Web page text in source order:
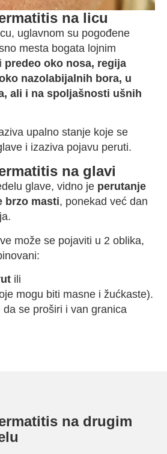
na licu
uglavnom su pogođene
mesta bogata lojnim
predeo oko nosa, regija
nazolabijalnih bora, u
ali i na spoljašnosti ušnih
upalno stanje koje se
i izaziva pojavu peruti.
na glavi
glave, vidno je perutanje
brzo masti, ponekad već dan
može se pojaviti u 2 oblika,
ili
mogu biti masne i žućkaste).
da se proširi i van granica
na drugim